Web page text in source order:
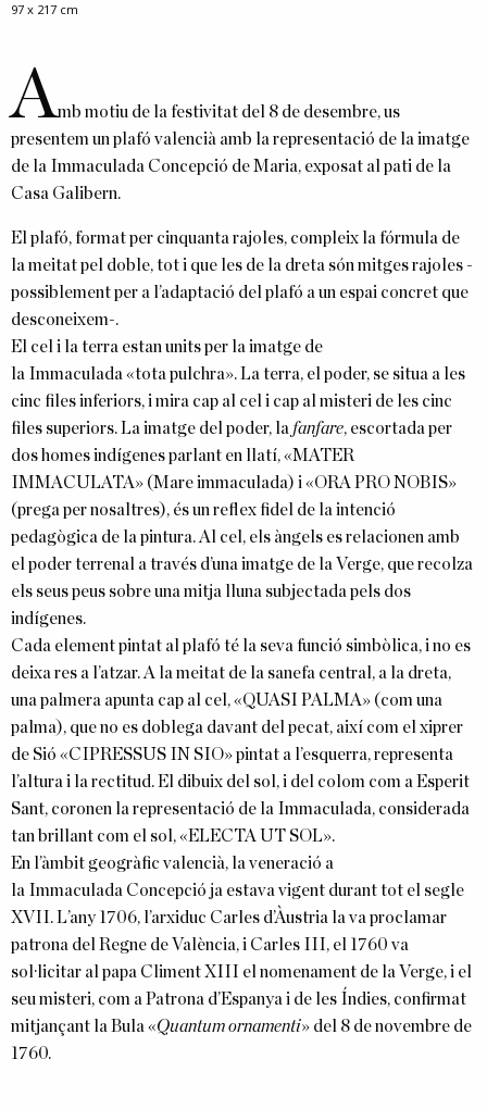
97 x 217 cm
Amb motiu de la festivitat del 8 de desembre, us
presentem un plafó valencià amb la representació de la imatge
de la
Immaculada Concepció de Maria, exposat al pati de la
Casa Galibern.
El plafó, format per cinquanta rajoles, compleix la fórmula de
la meitat pel doble, tot i que les de la dreta són mitges rajoles -
possiblement per a l’adaptació del plafó a un espai concret que
desconeixem-.
El cel i la terra estan units per la imatge de
la
Immaculada «tota pulchra». La terra, el poder, se situa a les
cinc files inferiors, i mira cap al cel i cap al misteri de les cinc
files superiors. La imatge del poder, la fanfare, escortada per
dos homes indígenes parlant en llatí, «MATER
IMMACULATA» (Mareimmaculada) i «ORA PRO NOBIS»
(prega per nosaltres), és un reflex fidel de la intenció
pedagògica de la pintura. Al cel, els àngels es relacionen amb
el poder terrenal a través d’una imatge de la Verge, que recolza
els seus peus sobre una mitja lluna subjectada pels dos
indígenes.
Cada element pintat al plafó té la seva funció simbòlica, i no es
deixa res a l’atzar. A la meitat de la sanefa central, a la dreta,
una palmera apunta cap al cel, «QUASI PALMA» (com una
palma), que no es doblega davant del pecat, així com el xiprer
de Sió «CIPRESSUS IN SIO» pintat a l’esquerra, representa
l’altura i la rectitud. El dibuix del sol, i del colom com a Esperit
Sant, coronen la representació de la
Immaculada, considerada
tan brillant com el sol, «ELECTA UT SOL».
En l’àmbit geogràfic valencià, la veneració a
la
Immaculada Concepció ja estava vigent durant tot el segle
XVII. L’any 1706, l’arxiduc Carles d’Àustria la va proclamar
patrona del Regne de València, i Carles III, el 1760 va
sol·licitar al papa Climent XIII el nomenament de la Verge, i el
seu misteri, com a Patrona d’Espanya i de les Índies, confirmat
mitjançant la Bula «Quantum ornamenti» del 8 de novembre de
1760.